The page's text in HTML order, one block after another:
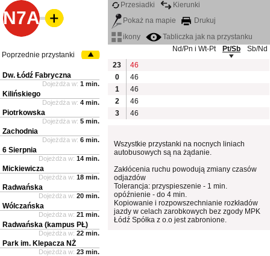
N7A
Przesiadki
Kierunki
Pokaż na mapie
Drukuj
ikony
Tabliczka jak na przystanku
Nd/Pn i Wt-Pt
Pt/Sb
Sb/Nd
23
46
0
46
1
46
2
46
3
46
Wszystkie przystanki na nocnych liniach
autobusowych są na żądanie.
Zakłócenia ruchu powodują zmiany czasów
odjazdów
Tolerancja: przyspieszenie - 1 min.
opóźnienie - do 4 min.
Kopiowanie i rozpowszechnianie rozkładów
jazdy w celach zarobkowych bez zgody MPK
Łódź Spółka z o.o jest zabronione.
Poprzednie przystanki
Dw. Łódź Fabryczna
Dojeżdża w: 1 min.
Kilińskiego
Dojeżdża w: 4 min.
Piotrkowska
Dojeżdża w: 5 min.
Zachodnia
Dojeżdża w: 6 min.
6 Sierpnia
Dojeżdża w: 14 min.
Mickiewicza
Dojeżdża w: 18 min.
Radwańska
Dojeżdża w: 20 min.
Wólczańska
Dojeżdża w: 21 min.
Radwańska (kampus PŁ)
Dojeżdża w: 22 min.
Park im. Klepacza NŻ
Dojeżdża w: 23 min.